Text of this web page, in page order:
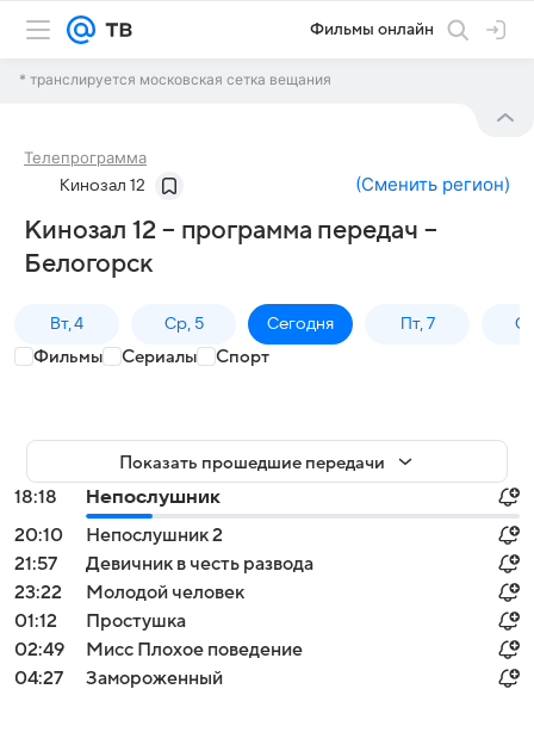
Фильмы онлайн
* транслируется московская сетка вещания
Телепрограмма
Кинозал 12 (Сменить регион)
Кинозал 12 – программа передач –
Белогорск
Вт, 4 Ср, 5 Сегодня Пт, 7
Фильмы Сериалы Спорт
Показать прошедшие передачи
18:18
Непослушник
20:10
Непослушник 2
21:57
Девичник в честь развода
23:22
Молодой человек
01:12
Простушка
02:49
Мисс Плохое поведение
04:27
Замороженный